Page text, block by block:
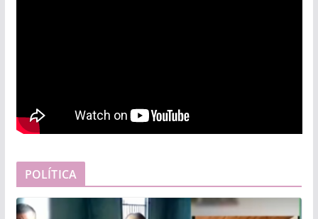
POLÍTICA